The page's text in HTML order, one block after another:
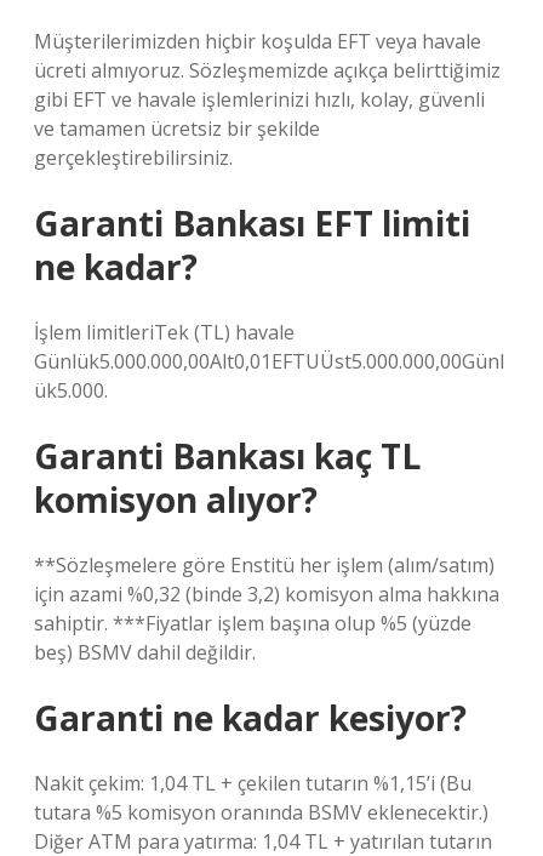
Müşterilerimizden hiçbir koşulda EFT veya havale
ücreti almıyoruz. Sözleşmemizde açıkça belirttiğimiz
gibi EFT ve havale işlemlerinizi hızlı, kolay, güvenli
ve tamamen ücretsiz bir şekilde
gerçekleştirebilirsiniz.
Garanti Bankası EFT limiti
ne kadar?
İşlem limitleriTek (TL) havale
Günlük5.000.000,00Alt0,01EFTUÜst5.000.000,00Günl
ük5.000.
Garanti Bankası kaç TL
komisyon alıyor?
**Sözleşmelere göre Enstitü her işlem (alım/satım)
için azami %0,32 (binde 3,2) komisyon alma hakkına
sahiptir. ***Fiyatlar işlem başına olup %5 (yüzde
beş) BSMV dahil değildir.
Garanti ne kadar kesiyor?
Nakit çekim: 1,04 TL + çekilen tutarın %1,15’i (Bu
tutara %5 komisyon oranında BSMV eklenecektir.)
Diğer ATM para yatırma: 1,04 TL + yatırılan tutarın